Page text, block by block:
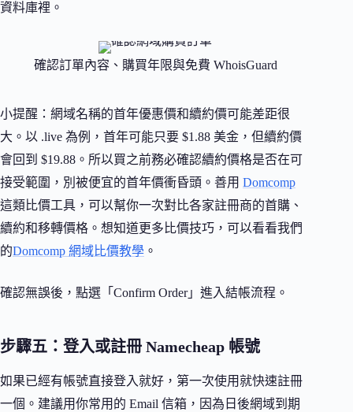
資料庫裡。
確認訂單內容、購買年限與免費 WhoisGuard
小提醒：網域名稱的首年優惠價和續約價可能差距很
大。以 .live 為例，首年可能只要 $1.88 美金，但續約價
會回到 $19.88。所以買之前務必確認續約價格是否在可
接受範圍，別被便宜的首年價衝昏頭。善用 Domcomp
這類比價工具，可以幫你一次對比各家註冊商的首購、
續約和移轉價格。想知道更多比價技巧，可以看看我們
的Domcomp 網域比價教學 。
確認無誤後，點選「Confirm Order」進入結帳流程。
步驟五：登入或註冊 Namecheap 帳號
如果已經有帳號直接登入就好，第一次使用就快速註冊
一個。建議用你常用的 Email 信箱，因為日後網域到期